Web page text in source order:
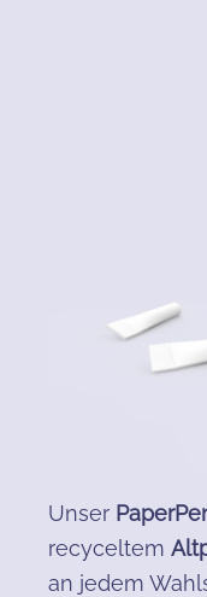
Unser
recyceltem
an jedem